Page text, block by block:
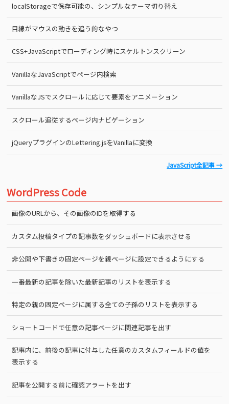
localStorageで保存可能の、シンプルなテーマ切り替え
目線がマウスの動きを追う的なやつ
CSS+JavaScriptでローディング時にスケルトンスクリーン
VanillaなJavaScriptでページ内検索
VanillaなJSでスクロールに応じて要素をアニメーション
スクロール追従するページ内ナビゲーション
jQueryプラグインのLettering.jsをVanillaに変換
JavaScript全記事 →
WordPress Code
画像のURLから、その画像のIDを取得する
カスタム投稿タイプの記事数をダッシュボードに表示させる
非公開や下書きの固定ページを親ページに設定できるようにする
一番最新の記事を除いた最新記事のリストを表示する
特定の親の固定ページに属する全ての子孫のリストを表示する
ショートコードで任意の記事ページに関連記事を出す
記事内に、前後の記事に付与した任意のカスタムフィールドの値を
表示する
記事を公開する前に確認アラートを出す